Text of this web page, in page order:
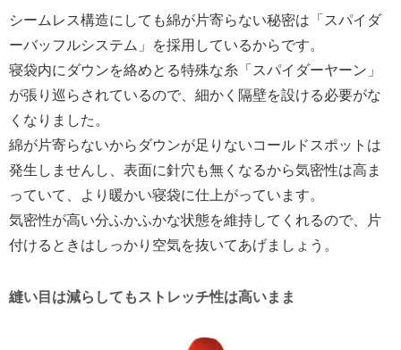
シームレス構造にしても綿が片寄らない秘密は「スパイダ
ーバッフルシステム」を採用しているからです。
寝袋内にダウンを絡めとる特殊な糸「スパイダーヤーン」
が張り巡らされているので、細かく隔壁を設ける必要がな
くなりました。
綿が片寄らないからダウンが足りないコールドスポットは
発生しませんし、表面に針穴も無くなるから気密性は高ま
っていて、より暖かい寝袋に仕上がっています。
気密性が高い分ふかふかな状態を維持してくれるので、片
付けるときはしっかり空気を抜いてあげましょう。
縫い目は減らしてもストレッチ性は高いまま